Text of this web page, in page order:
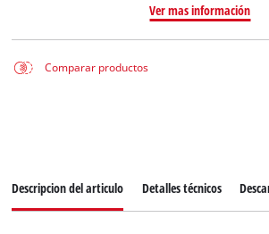
Ver mas información
Comparar productos
Descripcion del articulo Detalles técnicos